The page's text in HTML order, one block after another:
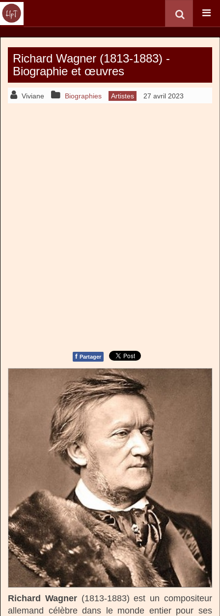
Richard Wagner (1813-1883) -
Biographie et œuvres
Viviane Biographies Artistes 27 avril 2023
f Partager
Richard Wagner(1813-1883) est un compositeur
allemand célèbre dans le monde entier pour ses